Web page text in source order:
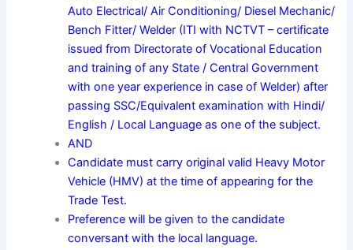
Auto Electrical/ Air Conditioning/ Diesel Mechanic/
Bench Fitter/ Welder (ITI with NCTVT – certificate
issued from Directorate of Vocational Education
and training of any State / Central Government
with one year experience in case of Welder) after
passing SSC/Equivalent examination with Hindi/
English / Local Language as one of the subject.
AND
Candidate must carry original valid Heavy Motor
Vehicle (HMV) at the time of appearing for the
Trade Test.
Preference will be given to the candidate
conversant with the local language.